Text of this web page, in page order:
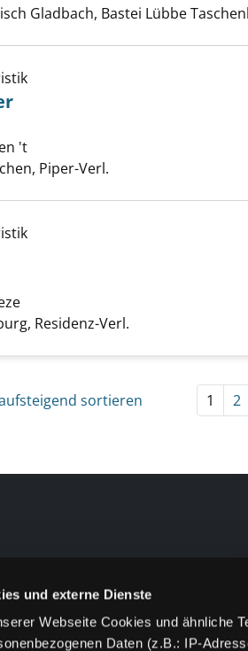
und externe Dienste
Webseite Cookies und ähnliche
Daten (z.B.: IP-
Gladbach, Bastei Lübbe
anzeigen
't
Piper-Verl.
dran anzeigen
Residenz-Verl.
sortieren 1 2